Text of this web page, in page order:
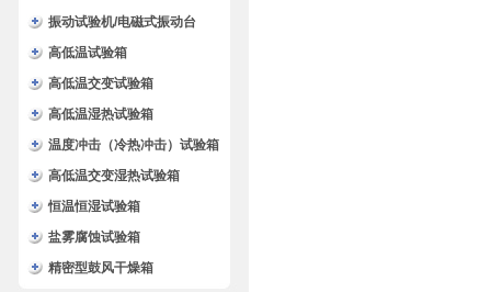
振动试验机/电磁式振动台
高低温试验箱
高低温交变试验箱
高低温湿热试验箱
温度冲击（冷热冲击）试验箱
高低温交变湿热试验箱
恒温恒湿试验箱
盐雾腐蚀试验箱
精密型鼓风干燥箱